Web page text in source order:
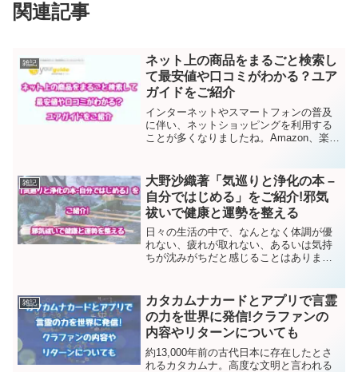
関連記事
雑記
ネット上の商品をまるごと検索し
て最安値や口コミがわかる？ユア
ガイドをご紹介
インターネットやスマートフォンの普及
に伴い、ネットショッピングを利用する
ことが多くなりましたね。Amazon、楽
クに買い物したいものですが、価格を比
較するのがちょ...
雑記
大野沙織著「気巡りと浄化の本 –
自分ではじめる」をご紹介!邪気
祓いで健康と運勢を整える
日々の生活の中で、なんとなく体調が優
れない、疲れが取れない、あるいは気持
ちが沈みがちだと感じることはありませ
自分ではじめる」です。本書では「邪気
祓い」をテーマに、...
雑記
カタカムナカードとアプリで言霊
の力を世界に発信!クラファンの
内容やリターンについても
約13,000年前の古代日本に存在したとさ
れるカタカムナ。高度な文明と言われる